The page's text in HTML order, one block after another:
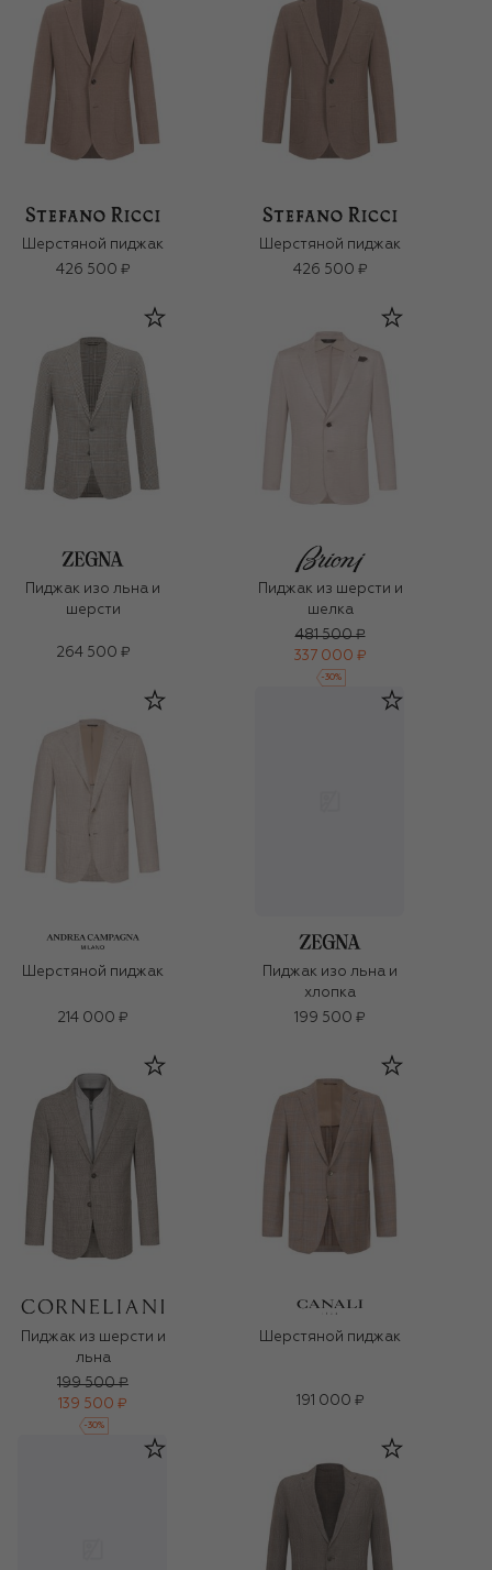
Шерстяной пиджак
426 500 ₽
Шерстяной пиджак
426 500 ₽
Пиджак изо льна и
шерсти
264 500 ₽
Пиджак из шерсти и
шелка
481 500 ₽
337 000 ₽
-30%
Шерстяной пиджак
214 000 ₽
Пиджак изо льна и
хлопка
199 500 ₽
Пиджак из шерсти и
льна
199 500 ₽
139 500 ₽
-30%
Шерстяной пиджак
191 000 ₽